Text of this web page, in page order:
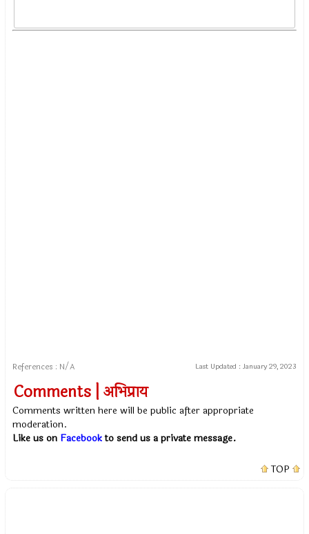
References : N/A Last Updated : January 29, 2023
Comments | अभिप्राय
Comments written here will be public after appropriate
moderation.
Like us on Facebookto send us a private message.
TOP